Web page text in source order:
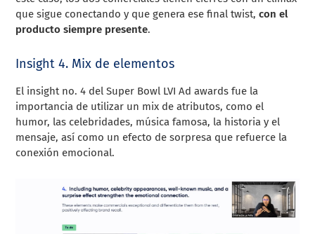
que sigue conectando y que genera ese final twist,con el
producto siempre presente.
Insight 4. Mix de elementos
El insight no. 4 del Super Bowl LVI Ad awards fue la
importancia de utilizar un mix de atributos, como el
humor, las celebridades, música famosa, la historia y el
mensaje, así como un efecto de sorpresa que refuerce la
conexión emocional.